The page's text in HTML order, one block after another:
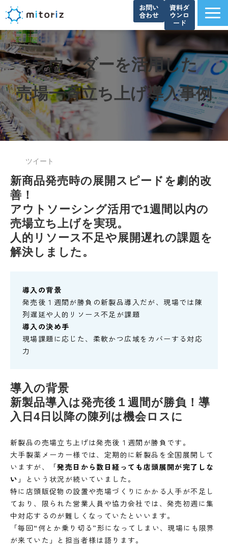
お問い
合わせ
資料ダ
ウンロ
ード
選ばれる理由
導入事例
ブログ
ラウンダーを活用した
売場一斉立ち上げ導入事例
ツイート
新商品発売時の展開スピードを劇的改
善！
アウトソーシング活用で1週間以内の
売場立ち上げを実現。
人的リソース不足や展開遅れの課題を
解決しました。
導入の背景
発売後１週間が勝負の新製品導入だが、現場では陳
列遅延や人的リソース不足が課題
導入の決め手
現場課題に応じた、柔軟かつ広域をカバーする対応
力
導入の背景
新製品導入は発売後１週間が勝負！導
入日4日以降の陳列は機会ロスに
新製品の売場立ち上げは発売後１週間が勝負です。
大手製薬メーカー様では、定期的に新製品を全国展開して
いますが、「発売日から数日経っても店頭展開が完了しな
い 」という状況が続いていました。
特に店頭販促物の設置や売場づくりにかかる人手が不足し
ており、限られた営業人員や協力会社では、発売初週に集
中対応するのが難しくなっていたといいます。
「毎回“何とか乗り切る”形になってしまい、現場にも限界
が来ていた」と担当者様は語ります。